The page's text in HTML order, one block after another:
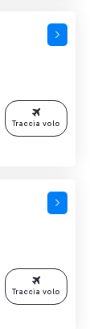
Traccia volo
Traccia volo